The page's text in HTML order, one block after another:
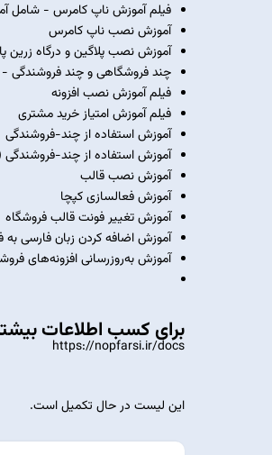
فیلم آموزش ناپ کامرس - شامل
آموزش نصب ناپ کامرس
آموزش نصب پلاگین و درگاه زرین
چند فروشگاهی و چند فروشندگی -
فیلم آموزش نصب افزونه
فیلم آموزش امتیاز خرید مشتری
آموزش استفاده از چند-فروشندگی
آموزش استفاده از چند-فروشندگی
آموزش نصب قالب
آموزش فعالسازی کپچا
آموزش تغییر فونت قالب فروشگاه
آموزش اضافه کردن زبان فارسی به
آموزش به‌روزرسانی افزونه‌های
برای کسب اطلاعات
https://nopfarsi.ir/docs
این لیست در حال تکمیل است.